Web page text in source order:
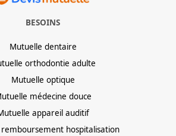
BESOINS
Mutuelle dentaire
orthodontie adulte
Mutuelle optique
médecine douce
appareil auditif
hospitalisation